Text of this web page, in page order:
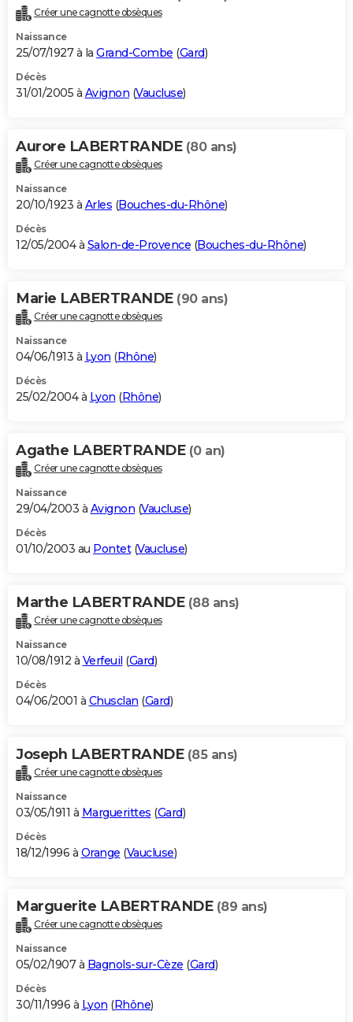
Créer une cagnotte obsèques
Naissance
25/07/1927 à la Grand-Combe (Gard)
Décès
31/01/2005 à Avignon (Vaucluse)
Aurore LABERTRANDE (80 ans)
Créer une cagnotte obsèques
Naissance
20/10/1923 à Arles (Bouches-du-Rhône)
Décès
12/05/2004 à Salon-de-Provence (Bouches-du-Rhône)
Marie LABERTRANDE (90 ans)
Créer une cagnotte obsèques
Naissance
04/06/1913 à Lyon (Rhône)
Décès
25/02/2004 à Lyon (Rhône)
Agathe LABERTRANDE (0 an)
Créer une cagnotte obsèques
Naissance
29/04/2003 à Avignon (Vaucluse)
Décès
01/10/2003 au Pontet(Vaucluse)
Marthe LABERTRANDE (88 ans)
Créer une cagnotte obsèques
Naissance
10/08/1912 à Verfeuil (Gard)
Décès
04/06/2001 à Chusclan (Gard)
Joseph LABERTRANDE (85 ans)
Créer une cagnotte obsèques
Naissance
03/05/1911 à Marguerittes (Gard)
Décès
18/12/1996 à Orange (Vaucluse)
Marguerite LABERTRANDE (89 ans)
Créer une cagnotte obsèques
Naissance
05/02/1907 à Bagnols-sur-Cèze (Gard)
Décès
30/11/1996 à Lyon (Rhône)